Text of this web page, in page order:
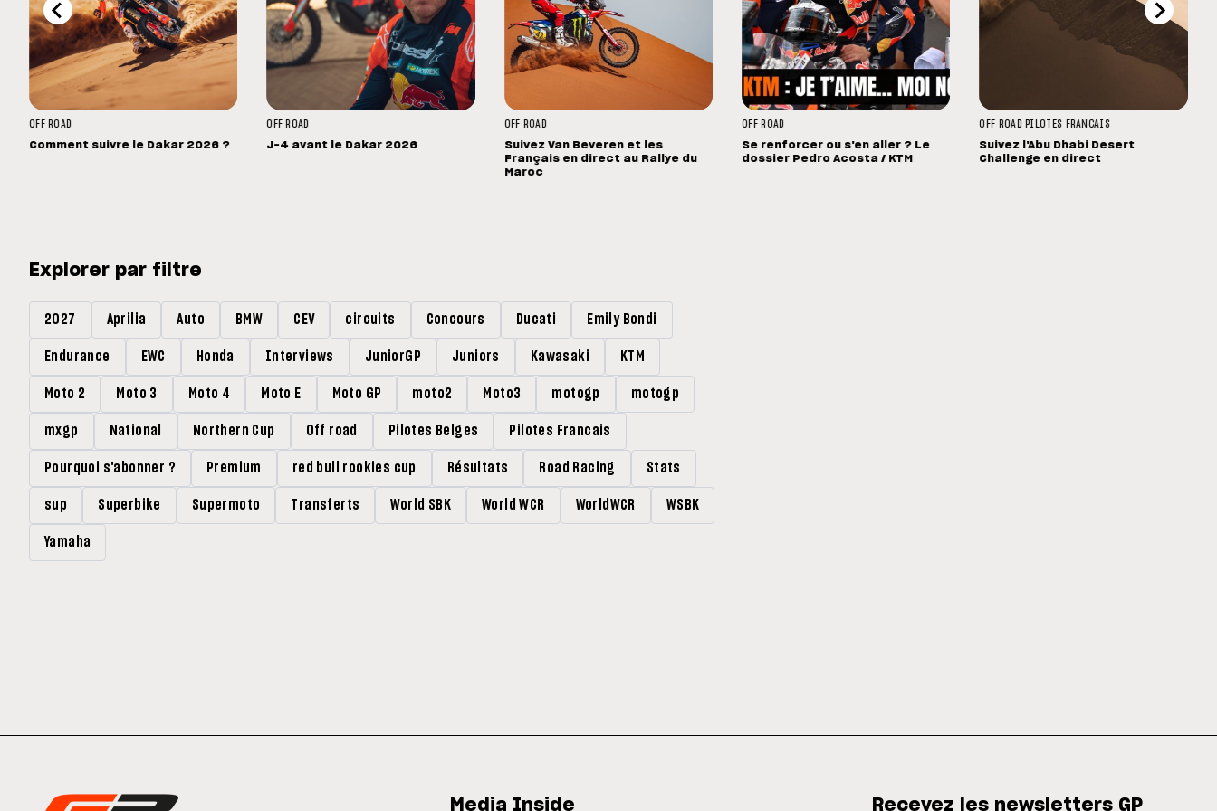
OFF ROAD
Comment suivre le Dakar 2026 ?
OFF ROAD
J-4 avant le Dakar 2026
OFF ROAD
Suivez Van Beveren et les
Français en direct au Rallye du
Maroc
OFF ROAD
Se renforcer ou s'en aller ? Le
dossier Pedro Acosta / KTM
OFF ROAD PILOTES FRANCAIS
Suivez l'Abu Dhabi Desert
Challenge en direct
Explorer par filtre
2027 Aprilia Auto BMW CEV circuits Concours Ducati Emily Bondi
Endurance EWC Honda Interviews JuniorGP Juniors Kawasaki KTM
Moto 2 Moto 3 Moto 4 Moto E Moto GP moto2 Moto3 motogp motogp
mxgp National Northern Cup Off road Pilotes Belges Pilotes Francais
Pourquoi s'abonner ? Premium red bull rookies cup Résultats Road Racing Stats
sup Superbike Supermoto Transferts World SBK World WCR WorldWCR WSBK
Yamaha
Media Inside Recevez les newsletters GP